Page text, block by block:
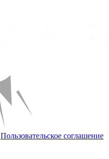
Пользовательское соглашение